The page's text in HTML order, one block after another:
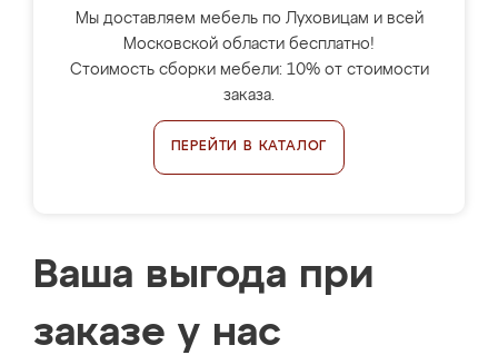
Мы доставляем мебель по Луховицам и всей
Московской области бесплатно!
Стоимость сборки мебели: 10% от стоимости
заказа.
ПЕРЕЙТИ В КАТАЛОГ
Ваша выгода при
заказе у нас